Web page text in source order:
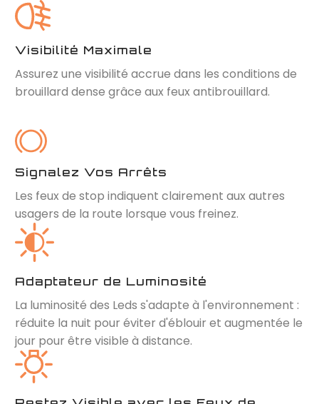
Visibilité Maximale
Assurez une visibilité accrue dans les conditions de
brouillard dense grâce aux feux antibrouillard.
Signalez Vos Arrêts
Les feux de stop indiquent clairement aux autres
usagers de la route lorsque vous freinez.
Adaptateur de Luminosité
La luminosité des Leds s'adapte à l'environnement :
réduite la nuit pour éviter d'éblouir et augmentée le
jour pour être visible à distance.